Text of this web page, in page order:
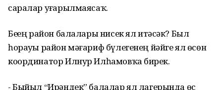
саралар уҙғарылмаясаҡ.
Беҙҙең район балалары нисек ял итәсәк? Был
һорауҙы район мәғариф бүлегенең йәйге ял өсөн
координатор Илнур Илһамовҡа бирҙек.
- Быйыл “Ирәндек” балалар ял лагерында өс